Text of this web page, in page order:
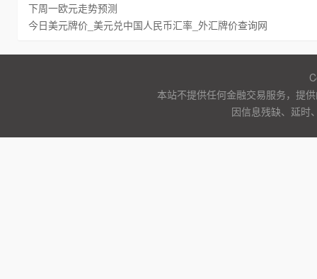
下周一欧元走势预测
今日美元牌价_美元兑中国人民币汇率_外汇牌价查询网
本站不提供任何金融交易服务，提
因信息残缺、延时